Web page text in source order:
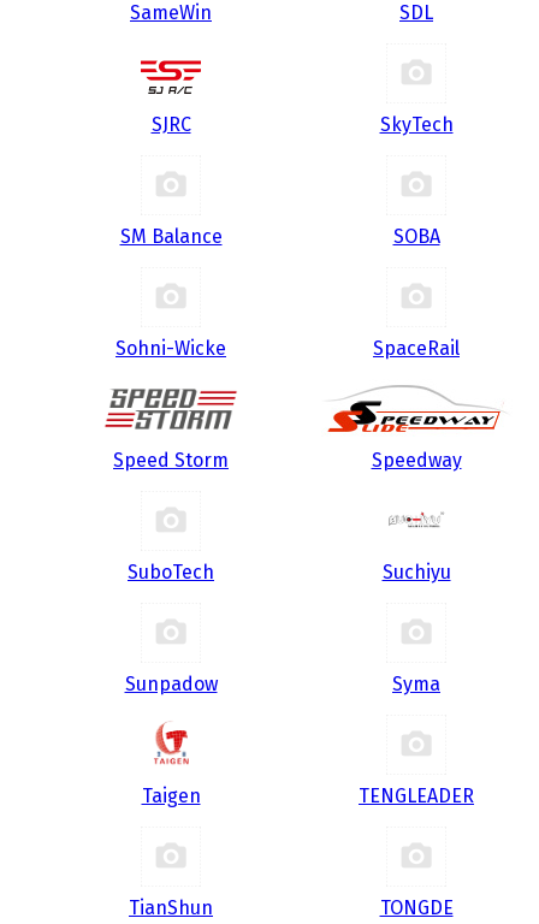
SameWin SDL
SJRC SkyTech
SM Balance SOBA
Sohni-Wicke SpaceRail
Speed Storm Speedway
SuboTech Suchiyu
Sunpadow Syma
Taigen TENGLEADER
TianShun TONGDE